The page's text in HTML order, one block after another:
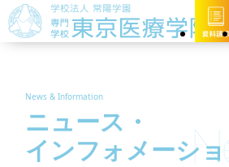
News & Information
ニュース・
インフォメーシ